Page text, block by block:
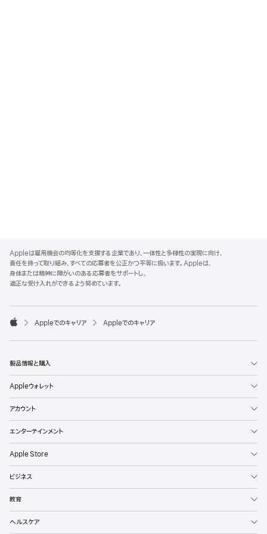
p
p
l
e
o
t
Appleは雇用機会の均等化を支援する企業であり、一体性と多様性の実現に向け、
責任を持って取り組み、すべての応募者を公正かつ平等に扱います。Appleは、
身体または精神に障がいのある応募者をサポートし、
適正な受け入れができるよう努めています。

p
l
Appleでのキャリア Appleでのキャリア
製品情報と購入
Appleウォレット
アカウント
エンターテインメント
Apple Store
ビジネス
教育
ヘルスケア